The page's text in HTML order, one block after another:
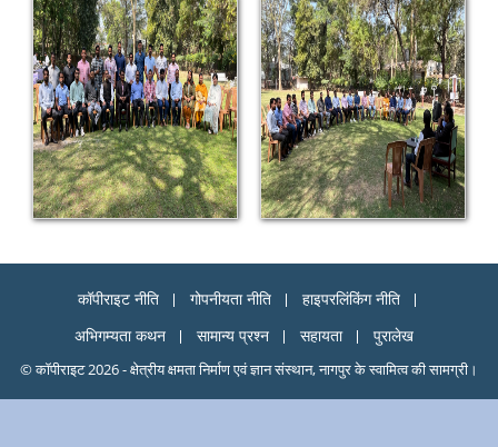
कॉपीराइट नीति गोपनीयता नीति
हाइपरलिंकिंग नीति
अभिगम्यता कथन
सामान्य प्रश्न सहायता पुरालेख
© कॉपीराइट 2026 - क्षेत्रीय क्षमता निर्माण एवं ज्ञान संस्थान, नागपुर के स्वामित्व की सामग्री।